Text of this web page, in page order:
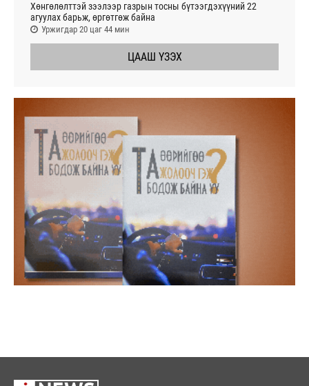
Хөнгөлөлттэй зээлээр газрын тосны бүтээгдэхүүний 22
агуулах барьж, өргөтгөж байна
Уржигдар 20 цаг 44 мин
ЦААШ ҮЗЭХ